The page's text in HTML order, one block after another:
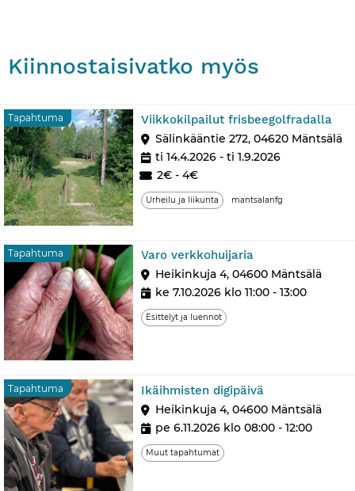
Kiinnostaisivatko myös
Tapahtuma Viikkokilpailut frisbeegolfradalla
Sälinkääntie 272, 04620 Mäntsälä
ti 14.4.2026 - ti 1.9.2026
2€ - 4€
Urheilu ja liikunta mantsalanfg
Tapahtuma Varo verkkohuijaria
Heikinkuja 4, 04600 Mäntsälä
ke 7.10.2026 klo 11:00 - 13:00
Esittelyt ja luennot
Tapahtuma Ikäihmisten digipäivä
Heikinkuja 4, 04600 Mäntsälä
pe 6.11.2026 klo 08:00 - 12:00
Muut tapahtumat